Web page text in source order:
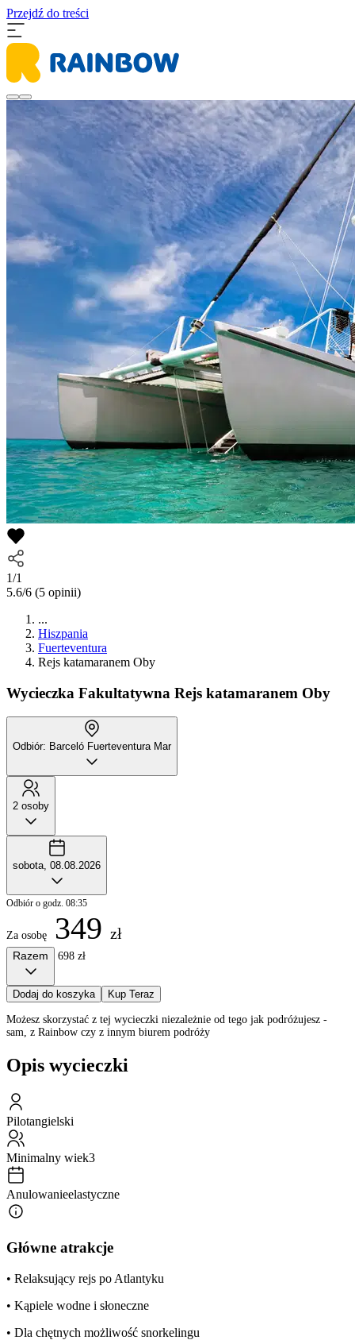
Przejdź do treści
1/1
5.6/6 (5 opinii)
...
Hiszpania
Fuerteventura
Rejs katamaranem Oby
Wycieczka Fakultatywna Rejs katamaranem Oby
Odbiór: Barceló Fuerteventura Mar
2 osoby
sobota, 08.08.2026
Odbiór o godz. 08:35
Za osobę 349 zł
Razem 698 zł
Dodaj do koszyka Kup Teraz
Możesz skorzystać z tej wycieczki niezależnie od tego jak podróżujesz -
sam, z Rainbow czy z innym biurem podróży
Opis wycieczki
Pilotangielski
Minimalny wiek3
Anulowanieelastyczne
Główne atrakcje
• Relaksujący rejs po Atlantyku
• Kąpiele wodne i słoneczne
• Dla chętnych możliwość snorkelingu